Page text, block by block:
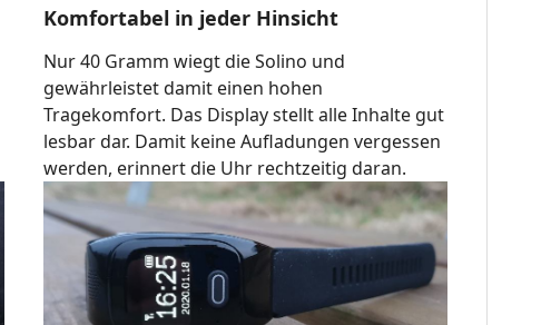
Komfortabel in jeder Hinsicht
Nur 40 Gramm wiegt die Solino und
gewährleistet damit einen hohen
Tragekomfort. Das Display stellt alle Inhalte gut
lesbar dar. Damit keine Aufladungen vergessen
werden, erinnert die Uhr rechtzeitig daran.